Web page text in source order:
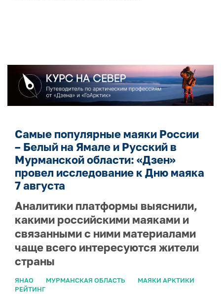
Самые популярные маяки России
– Белый на Ямале и Русский в
Мурманской области: «Дзен»
провел исследование к Дню маяка
7 августа
Аналитики платформы выяснили,
какими российскими маяками и
связанными с ними материалами
чаще всего интересуются жители
страны
ЯНАО МУРМАНСКАЯ ОБЛАСТЬ
МАЯКИ АРКТИКИ
РЕЙТИНГ